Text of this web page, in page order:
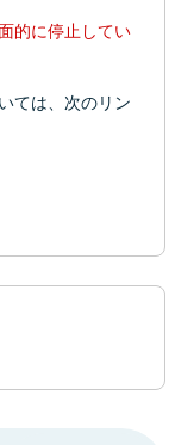
的に停止してい
ては、次のリン